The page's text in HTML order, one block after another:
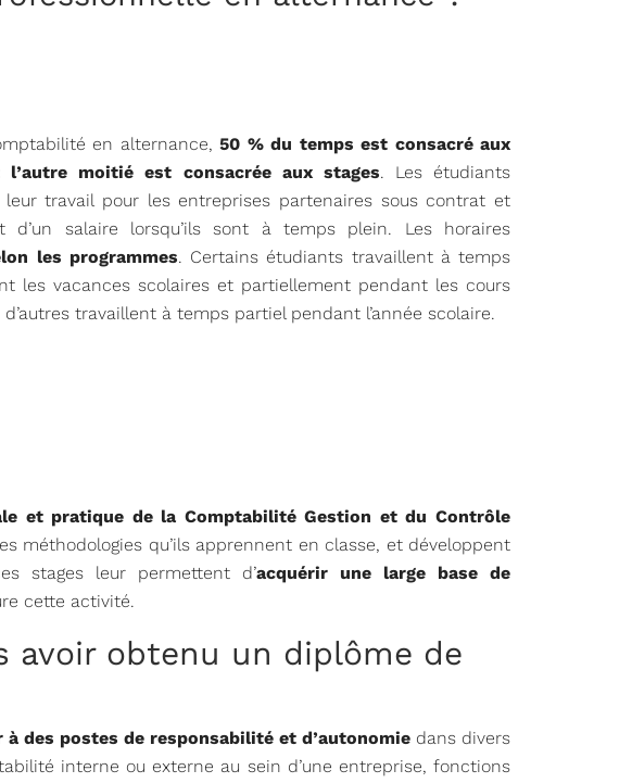
en alternance,50 % du temps est consacré aux
l’autre moitié est consacrée aux stages. Les étudiants
leur travail pour les entreprises partenaires sous contrat et
d’un salaire lorsqu’ils sont à temps plein. Les horaires
les programmes. Certains étudiants travaillent à temps
les vacances scolaires et partiellement pendant les cours
travaillent à temps partiel pendant l’année scolaire.
et pratique de la Comptabilité Gestion et du Contrôle
méthodologies qu’ils apprennent en classe, et développent
stages leur permettent d’acquérir une large base de
cette activité.
avoir obtenu un diplôme de
à des postes de responsabilité et d’autonomie dans divers
interne ou externe au sein d’une entreprise, fonctions